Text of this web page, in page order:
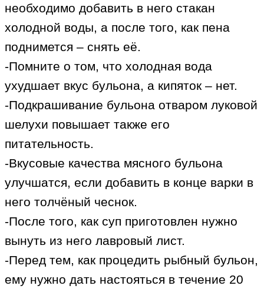
необходимо добавить в него стакан
холодной воды, а после того, как пена
поднимется – снять её.
-Помните о том, что холодная вода
ухудшает вкус бульона, а кипяток – нет.
-Подкрашивание бульона отваром луковой
шелухи повышает также его
питательность.
-Вкусовые качества мясного бульона
улучшатся, если добавить в конце варки в
него толчёный чеснок.
-После того, как суп приготовлен нужно
вынуть из него лавровый лист.
-Перед тем, как процедить рыбный бульон,
ему нужно дать настояться в течение 20